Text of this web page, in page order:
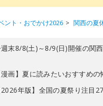
ント・おでかけ2026 関西の夏
末8/8(土)～8/9(日)開催の関
漫画】夏に読みたいおすすめ
2026年版】全国の夏祭り注目